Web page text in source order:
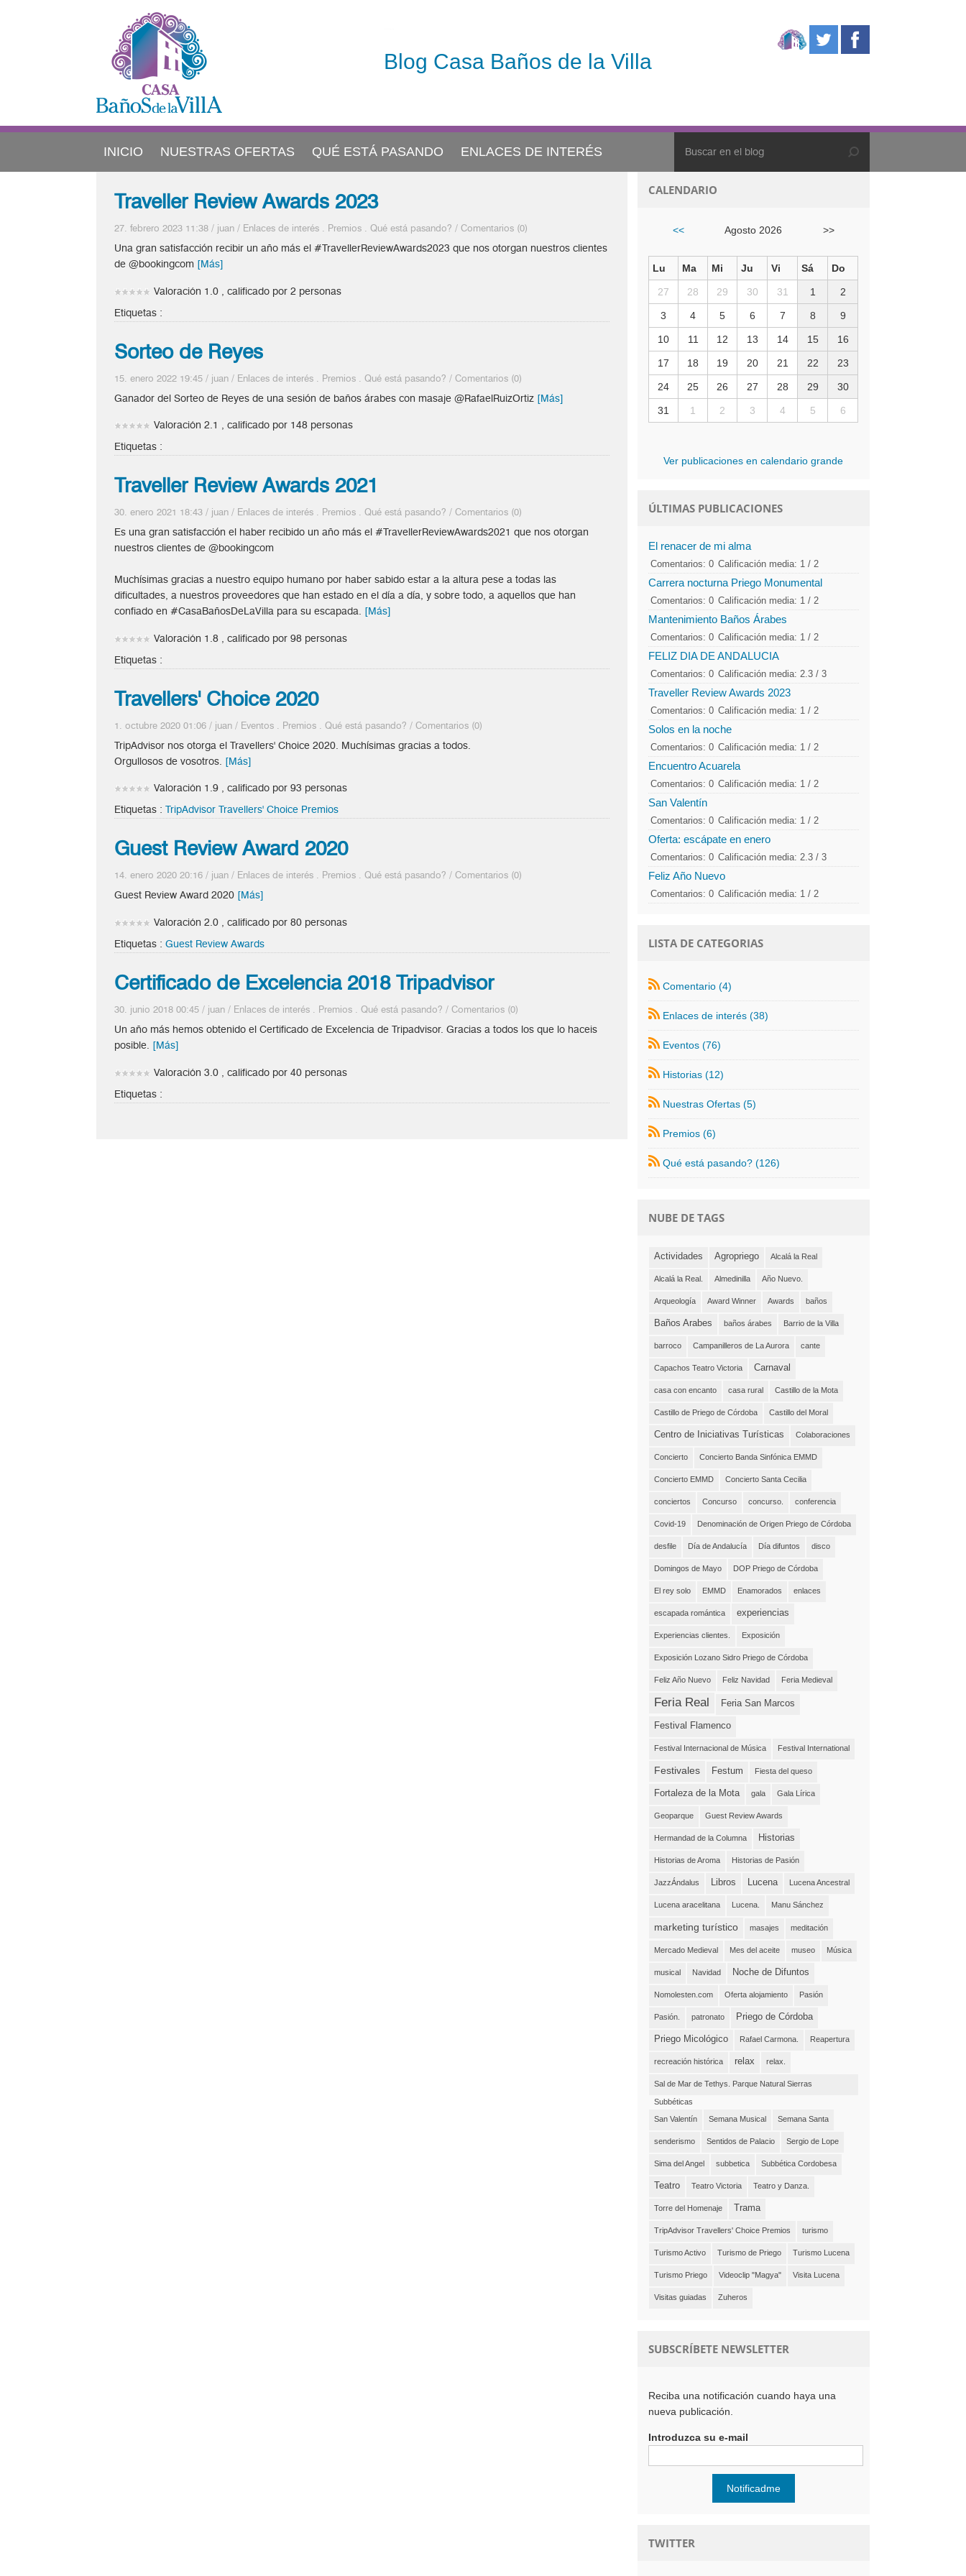
Blog Casa Baños de la Villa
INICIO NUESTRAS OFERTAS QUÉ ESTÁ PASANDO ENLACES DE INTERÉS
Traveller Review Awards 2023
27. febrero 2023 11:38 / juan / Enlaces de interés Premios .Qué está pasando? /Comentarios (0)
Una gran satisfacción recibir un año más el #TravellerReviewAwards2023 que nos otorgan nuestros clientes
de @bookingcom [Más]
Valoración 1.0 , calificado por 2 personas
Etiquetas :
Sorteo de Reyes
15. enero 2022 19:45 / juan / Enlaces de interés Premios .Qué está pasando? /Comentarios (0)
Ganador del Sorteo de Reyes de una sesión de baños árabes con masaje @RafaelRuizOrtiz [Más]
Valoración 2.1 , calificado por 148 personas
Etiquetas :
Traveller Review Awards 2021
30. enero 2021 18:43 / juan / Enlaces de interés Premios .Qué está pasando? /Comentarios (0)
Es una gran satisfacción el haber recibido un año más el #TravellerReviewAwards2021 que nos otorgan
nuestros clientes de @bookingcom
Muchísimas gracias a nuestro equipo humano por haber sabido estar a la altura pese a todas las
dificultades, a nuestros proveedores que han estado en el día a día, y sobre todo, a aquellos que han
confiado en #CasaBañosDeLaVilla para su escapada. [Más]
Valoración 1.8 , calificado por 98 personas
Etiquetas :
Travellers' Choice 2020
1. octubre 2020 01:06 / juan / Eventos Premios .Qué está pasando? /Comentarios (0)
TripAdvisor nos otorga el Travellers' Choice 2020. Muchísimas gracias a todos.
Orgullosos de vosotros. [Más]
Valoración 1.9 , calificado por 93 personas
Etiquetas :TripAdvisor Travellers' Choice Premios
Guest Review Award 2020
14. enero 2020 20:16 / juan / Enlaces de interés . Premios .Qué está pasando? /Comentarios (0)
Guest Review Award 2020 [Más]
Valoración 2.0 , calificado por 80 personas
Etiquetas :Guest Review Awards
Certificado de Excelencia 2018 Tripadvisor
30. junio 2018 00:45 / juan / Enlaces de interés Premios .Qué está pasando? /Comentarios (0)
Un año más hemos obtenido el Certificado de Excelencia de Tripadvisor. Gracias a todos los que lo haceis
posible. [Más]
Valoración 3.0 , calificado por 40 personas
Etiquetas :
CALENDARIO
<< Agosto 2026 >>
Lu Ma Mi Ju Vi Sá Do
27 28 29 30 31 1 2
3 4 5 6 7 8 9
10 11 12 13 14 15 16
17 18 19 20 21 22 23
24 25 26 27 28 29 30
31 1 2 3 4 5 6
Ver publicaciones en calendario grande
ÚLTIMAS PUBLICACIONES
El renacer de mi alma
Comentarios: 0 Calificación media: 1 / 2
Carrera nocturna Priego Monumental
Comentarios: 0 Calificación media: 1 / 2
Mantenimiento Baños Árabes
Comentarios: 0 Calificación media: 1 / 2
FELIZ DIA DE ANDALUCIA
Comentarios: 0 Calificación media: 2.3 / 3
Traveller Review Awards 2023
Comentarios: 0 Calificación media: 1 / 2
Solos en la noche
Comentarios: 0 Calificación media: 1 / 2
Encuentro Acuarela
Comentarios: 0 Calificación media: 1 / 2
San Valentín
Comentarios: 0 Calificación media: 1 / 2
Oferta: escápate en enero
Comentarios: 0 Calificación media: 2.3 / 3
Feliz Año Nuevo
Comentarios: 0 Calificación media: 1 / 2
LISTA DE CATEGORIAS
Comentario (4)
Enlaces de interés (38)
Eventos (76)
Historias (12)
Nuestras Ofertas (5)
Premios (6)
Qué está pasando? (126)
NUBE DE TAGS
Actividades Agropriego Alcalá la Real
Alcalá la Real. Almedinilla Año Nuevo.
Arqueología Award Winner Awards baños
Baños Arabes baños árabes Barrio de la Villa
barroco Campanilleros de La Aurora cante
Capachos Teatro Victoria Carnaval
casa con encanto casa rural Castillo de la Mota
Castillo de Priego de Córdoba Castillo del Moral
Centro de Iniciativas Turísticas Colaboraciones
Concierto Concierto Banda Sinfónica EMMD
Concierto EMMD Concierto Santa Cecilia
conciertos Concurso concurso. conferencia
Covid-19 Denominación de Origen Priego de Córdoba
desfile Día de Andalucía Día difuntos disco
Domingos de Mayo DOP Priego de Córdoba
El rey solo EMMD Enamorados enlaces
escapada romántica experiencias
Experiencias clientes. Exposición
Exposición Lozano Sidro Priego de Córdoba
Feliz Año Nuevo Feliz Navidad Feria Medieval
Feria Real Feria San Marcos
Festival Flamenco
Festival Internacional de Música Festival International
Festivales Festum Fiesta del queso
Fortaleza de la Mota gala Gala Lírica
Geoparque Guest Review Awards
Hermandad de la Columna Historias
Historias de Aroma Historias de Pasión
JazzÁndalus Libros Lucena Lucena Ancestral
Lucena aracelitana Lucena. Manu Sánchez
marketing turístico masajes meditación
Mercado Medieval Mes del aceite museo Música
musical Navidad Noche de Difuntos
Nomolesten.com Oferta alojamiento Pasión
Pasión. patronato Priego de Córdoba
Priego Micológico Rafael Carmona. Reapertura
recreación histórica relax relax.
Sal de Mar de Tethys. Parque Natural Sierras
Subbéticas
San Valentín
Semana Musical Semana Santa
senderismo Sentidos de Palacio Sergio de Lope
Sima del Angel subbetica Subbética Cordobesa
Teatro Teatro Victoria Teatro y Danza.
Torre del Homenaje Trama
TripAdvisor Travellers' Choice Premios turismo
Turismo Activo Turismo de Priego Turismo Lucena
Turismo Priego Videoclip "Magya" Visita Lucena
Visitas guiadas Zuheros
SUBSCRÍBETE NEWSLETTER
Reciba una notificación cuando haya una
nueva publicación.
Introduzca su e-mail
TWITTER